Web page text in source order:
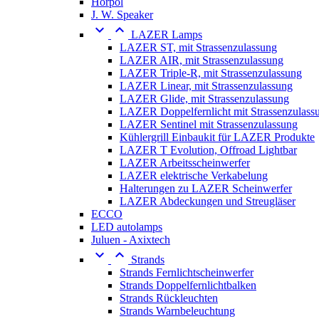
J. W. Speaker
  LAZER Lamps
LAZER ST, mit Strassenzulassung
LAZER AIR, mit Strassenzulassung
LAZER Triple-R, mit Strassenzulassung
LAZER Linear, mit Strassenzulassung
LAZER Glide, mit Strassenzulassung
LAZER Doppelfernlicht mit
LAZER Sentinel mit Strassenzulassung
Kühlergrill Einbaukit für LAZER Produkte
LAZER T Evolution, Offroad Lightbar
LAZER Arbeitsscheinwerfer
LAZER elektrische Verkabelung
Halterungen zu LAZER Scheinwerfer
LAZER Abdeckungen und Streugläser
ECCO
LED autolamps
Juluen - Axixtech
 
Strands
Strands Fernlichtscheinwerfer
Strands Doppelfernlichtbalken
Strands Rückleuchten
Strands Warnbeleuchtung